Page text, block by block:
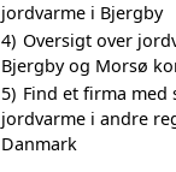
jordvarme i Bjergby
4) Oversigt over
Bjergby og Morsø
5) Find et firma med
jordvarme i andre
Danmark